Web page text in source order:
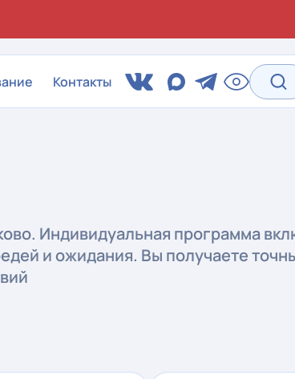
Контакты
Индивидуальная программа
и ожидания. Вы получаете